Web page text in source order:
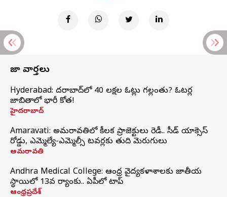
తాజా వార్తలు
Hyderabad: హైదరాబాద్‌లో 40 లక్షల ఓట్లు గల్లంతు? ఓటర్ల
జాబితాలో భారీ కోత!
హైదరాబాద్
Amaravati: అమరావతిలో కీలక ప్రాజెక్టులు రెడీ.. సీడ్‌ యాక్సెస్‌
రోడ్డు, ఎమ్మెల్యే-ఎమ్మెల్సీ టవర్లకు తుది మెరుగులు
అమరావతి
Andhra Medical College: ఆంధ్ర వైద్యకళాశాలకు జాతీయ
స్థాయిలో 13వ ర్యాంకు.. ఏపీలో టాప్
ఆంధ్రప్రదేశ్